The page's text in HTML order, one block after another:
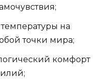
на
точки мира;
комфорт